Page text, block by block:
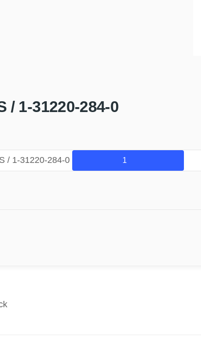
/ 1-31220-284-0
/ 1-31220-284-0